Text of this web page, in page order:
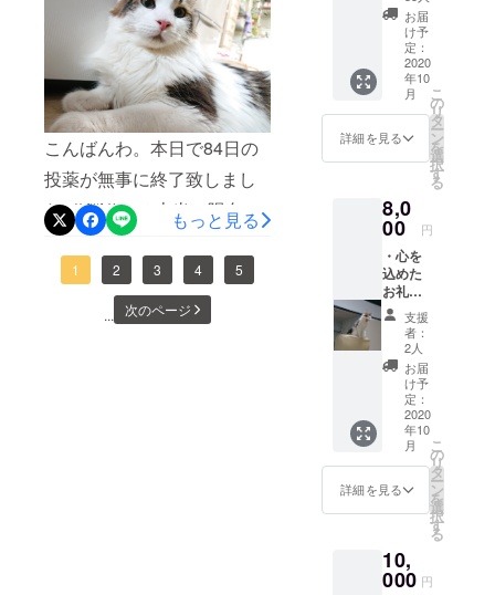
す。辛そう(｡•́︿•̀｡)選択肢が
貰えるだけ、良い時代に
なったと思います。２年前
だったら、どんな選択をし
ても、待っているのは死の
みでした。看取るにして
も、何も出来ずにどんどん
は本当に辛いです。絶望す
るだけではないのは、唯一
ぞ生きてくれた!!次の検診は
1ヶ月の予定です。どうか何
事もありませんように!!陽向
ママ キクチ
以内が再発するリスクが高
いらしいです。寛解できる
まで頑張ろう(ฅ’ㅅ’ฅ)領収書
の値段にびっくり…という
か普通の値段なのですが
(^_^;)1万円を握り締めてい
たので拍子抜けしてしまい
ました…。10万とか20万と
か当たり前だったせいか金
銭感覚が完全に狂ってます
ね(ToT)そして本日クラファ
38.0℃！平熱です！(*´︶
`*)♡後は免疫サポートのた
めにコルディGをあげ始めま
した。ご飯に混ぜると気づ
いて食べない気がするので
少量の水でコネコネ丸めて
口の中に入れています。意
外と美味しいのか吐き出す
ことなくすんなり食べてく
れます（笑）投薬が一先ず
終了になったので今までの
こんばんわ。本日で84日の
投薬が無事に終了致しまし
た٩(*´꒳`*)۶°˖✧本当に陽向は
頑張りました!!明日からの経
過観察では陽向の様子を
じっくり観察しなければい
もっと見る
1 2 3 4 5
... 次のページ
３枚と
動画1本
（画像
はラン
ダム）
を送ら
せてい
ただき
ます。
お届
け予
定：
2020
年10
月
詳細を見る
こ
の
リ
タ
ー
ン
を
選
択
す
る
8,0
00 円
・心を
込めた
お礼の
メール
・陽向
の写真
３枚
（画像
はラン
ダム）
・直筆
の手紙
・陽向
のミニ
タオル
を送ら
ただき
ます。
支援
者：
2人
お届
け予
定：
2020
年10
月
詳細を見る
こ
の
リ
タ
ー
ン
を
選
択
す
る
10,
000 円